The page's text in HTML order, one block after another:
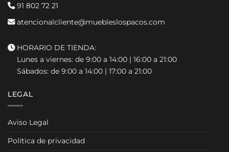
91 802 72 21
atencionalcliente@muebleslospacos.com
HORARIO DE TIENDA:
Lunes a viernes: de 9:00 a 14:00 | 16:00 a 21:00
Sábados: de 9:00 a 14:00 | 17:00 a 21:00
LEGAL
Aviso Legal
Política de privacidad